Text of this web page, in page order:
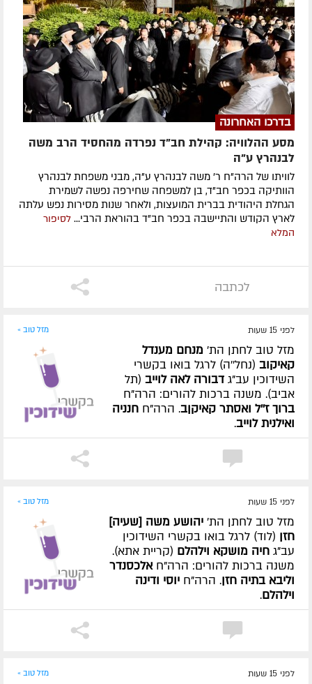
בדרכו האחרונה
מסע ההלוויה: קהילת חב"ד נפרדה מהחסיד הרב משה
לבנהרץ ע"ה
לוויתו של הרה"ח ר' משה לבנהרץ ע"ה, מבני משפחת לבנהרץ
הוותיקה בכפר חב"ד, בן למשפחה שחירפה נפשה לשמירת
הגחלת היהודית בברית המועצות, ולאחר שנות מסירות נפש עלתה
לארץ הקודש והתיישבה בכפר חב"ד בהוראת הרבי... לסיפור
המלא
לכתבה
לפני 15 שעות מזל טוב »
מזל טוב לחתן הת' מנחם מענדל
קאיקוב (נחל''ה) לרגל בואו בקשרי
השידוכין עב"ג דבורה לאה לוייב (תל
אביב). משנה ברכות להורים: הרה"ח
ברוך ז''ל ואסתר קאיקןב. הרה"ח חנניה
ואילנית לוייב.
לפני 15 שעות מזל טוב »
מזל טוב לחתן הת' יהושע משה [שעיה]
חזן (לוד) לרגל בואו בקשרי השידוכין
עב"ג חיה מושקא וילהלם (קריית אתא).
משנה ברכות להורים: הרה"חאלכסנדר
וליבא בתיה חזן. הרה"ח יוסי ודינה
וילהלם.
לפני 15 שעות מזל טוב »